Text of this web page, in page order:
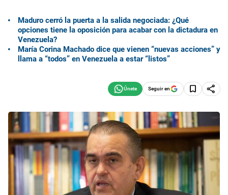
Maduro cerró la puerta a la salida negociada: ¿Qué
opciones tiene la oposición para acabar con la dictadura en
Venezuela?
María Corina Machado dice que vienen “nuevas acciones” y
llama a “todos” en Venezuela a estar “listos”
Seguir en